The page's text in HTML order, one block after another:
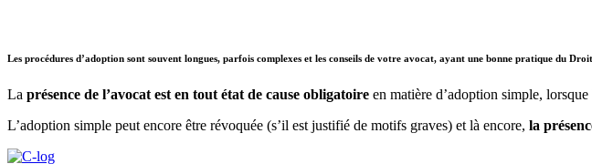
Les procédures d’adoption sont souvent longues, parfois complexes et les conseils de votre avocat, ayant une bonne pratique du
La présence de l’avocat est en tout état de cause obligatoire en matière d’adoption simple, lorsque
L’adoption simple peut encore être révoquée (s’il est justifié de motifs graves) et là encore, la